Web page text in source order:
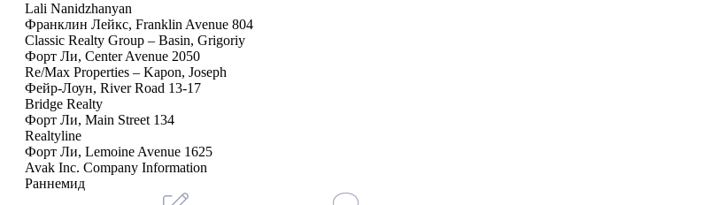
Lali Nanidzhanyan
Франклин Лейкс, Franklin Avenue 804
Classic Realty Group – Basin, Grigoriy
Форт Ли, Center Avenue 2050
Re/Max Properties – Kapon, Joseph
Фейр-Лоун, River Road 13-17
Bridge Realty
Форт Ли, Main Street 134
Realtyline
Форт Ли, Lemoine Avenue 1625
Avak Inc. Company Information
Раннемид